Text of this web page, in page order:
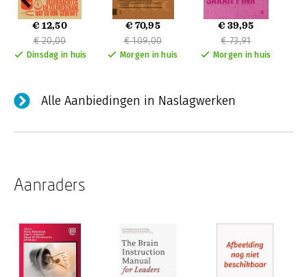
€ 12,50
€ 20,00
Dinsdag in huis
€ 70,95
€ 109,00
Morgen in huis
€ 39,95
€ 73,91
Morgen in huis
Alle Aanbiedingen in Naslagwerken
Aanraders